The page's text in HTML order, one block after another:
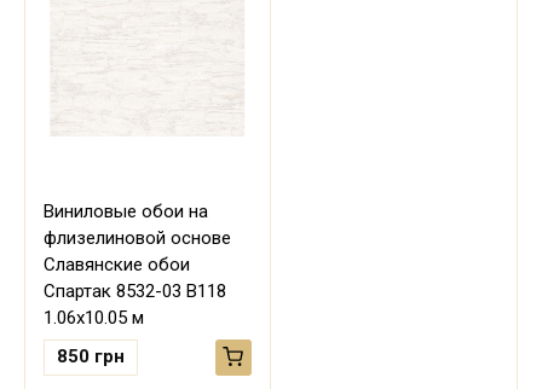
Виниловые обои на
флизелиновой основе
Славянские обои
Спартак 8532-03 В118
1.06х10.05 м
850 грн